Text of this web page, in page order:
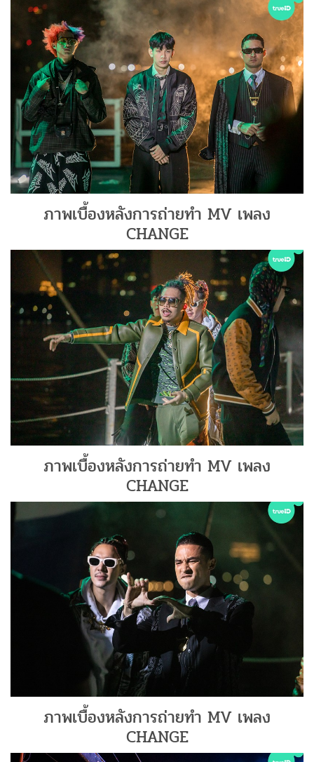
ภาพเบื้องหลังการถ่ายทำ MV เพลง
CHANGE
ภาพเบื้องหลังการถ่ายทำ MV เพลง
CHANGE
ภาพเบื้องหลังการถ่ายทำ MV เพลง
CHANGE